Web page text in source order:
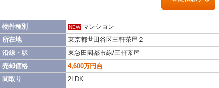
物件種別
所在地
沿線・駅
売却価格
間取り
NEW マンション
東京都世田谷区三軒茶屋２
東急田園都市線/三軒茶屋
4,600万円台
2LDK